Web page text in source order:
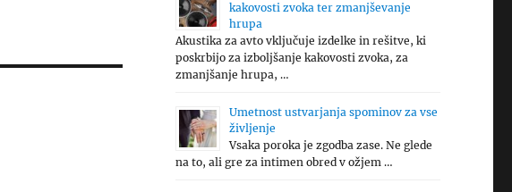
kakovosti zvoka ter zmanjševanje
hrupa
Akustika za avto vključuje izdelke in rešitve, ki
poskrbijo za izboljšanje kakovosti zvoka, za
zmanjšanje hrupa, …
Umetnost ustvarjanja spominov za vse
življenje
Vsaka poroka je zgodba zase. Ne glede
na to, ali gre za intimen obred v ožjem …